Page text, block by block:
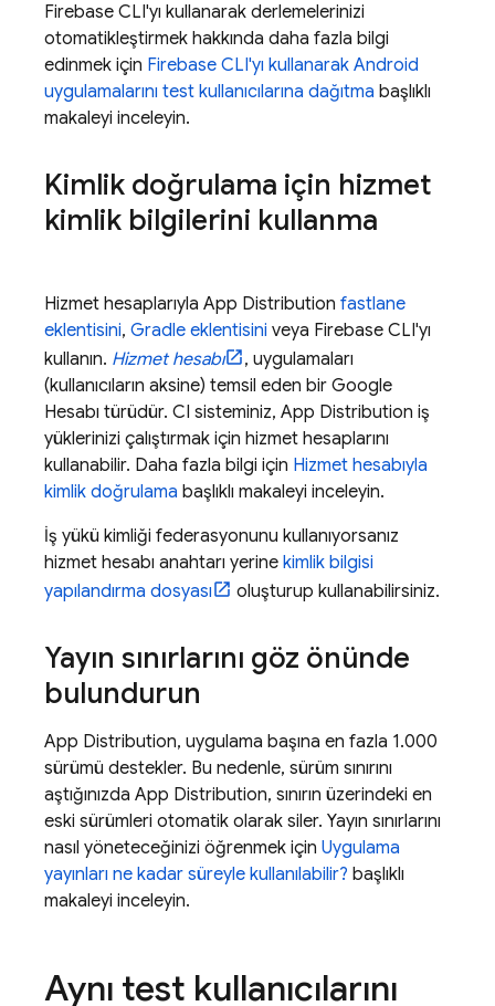
Firebase CLI'yı kullanarak derlemelerinizi
otomatikleştirmek hakkında daha fazla bilgi
edinmek için Firebase CLI'yı kullanarak Android
uygulamalarını test kullanıcılarına dağıtma başlıklı
makaleyi inceleyin.
Kimlik doğrulama için hizmet
kimlik bilgilerini kullanma
Hizmet hesaplarıyla App Distribution fastlane
eklentisini, Gradle eklentisini veya Firebase CLI'yı
kullanın. Hizmet hesabı
, uygulamaları
(kullanıcıların aksine) temsil eden bir Google
Hesabı türüdür. CI sisteminiz, App Distribution iş
yüklerinizi çalıştırmak için hizmet hesaplarını
kullanabilir. Daha fazla bilgi için Hizmet hesabıyla
kimlik doğrulama başlıklı makaleyi inceleyin.
İş yükü kimliği federasyonunu kullanıyorsanız
hizmet hesabı anahtarı yerine kimlik bilgisi
yapılandırma dosyası
oluşturup kullanabilirsiniz.
Yayın sınırlarını göz önünde
bulundurun
App Distribution, uygulama başına en fazla 1.000
sürümü destekler. Bu nedenle, sürüm sınırını
aştığınızda App Distribution, sınırın üzerindeki en
eski sürümleri otomatik olarak siler. Yayın sınırlarını
nasıl yöneteceğinizi öğrenmek için Uygulama
yayınları ne kadar süreyle kullanılabilir? başlıklı
makaleyi inceleyin.
Aynı test kullanıcılarını